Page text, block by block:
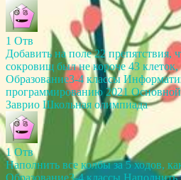
1 Отв
Добавить на поле 22 препятствия,
сокровищ был не короче 43 клеток,
Образование3-4 классы
программированию 2021
Заврио Школьная олимпиада
1 Отв
Наполнить все колбы за 5 ходов,
Образование3-4 классы Наполнить